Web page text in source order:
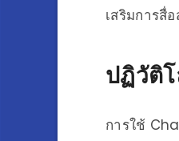
เสริมการสื่
ปฏิวัติโ
การใช้